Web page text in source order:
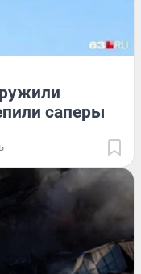
саперы